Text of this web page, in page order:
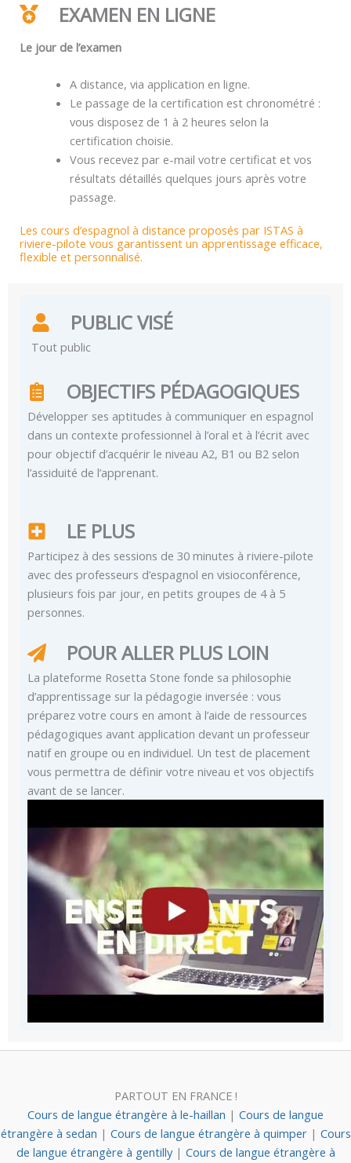
EXAMEN EN LIGNE
Le jour de l’examen
A distance, via application en ligne.
Le passage de la certification est chronométré :
vous disposez de 1 à 2 heures selon la
certification choisie.
Vous recevez par e-mail votre certificat et vos
résultats détaillés quelques jours après votre
passage.
Les cours d’espagnol à distance proposés par ISTAS à
riviere-pilote vous garantissent un apprentissage efficace,
flexible et personnalisé.
PUBLIC VISÉ
Tout public
OBJECTIFS PÉDAGOGIQUES
Développer ses aptitudes à communiquer en espagnol
dans un contexte professionnel à l’oral et à l’écrit avec
pour objectif d’acquérir le niveau A2, B1 ou B2 selon
l’assiduité de l’apprenant.
LE PLUS
Participez à des sessions de 30 minutes à riviere-pilote
avec des professeurs d’espagnol en visioconférence,
plusieurs fois par jour, en petits groupes de 4 à 5
personnes.
POUR ALLER PLUS LOIN
La plateforme Rosetta Stone fonde sa philosophie
d’apprentissage sur la pédagogie inversée : vous
préparez votre cours en amont à l’aide de ressources
pédagogiques avant application devant un professeur
natif en groupe ou en individuel. Un test de placement
vous permettra de définir votre niveau et vos objectifs
avant de se lancer.
PARTOUT EN FRANCE !
Cours de langue étrangère à le-haillan | Cours de langue
étrangère à sedan | Cours de langue étrangère à quimper | Cours
de langue étrangère à gentilly | Cours de langue étrangère à